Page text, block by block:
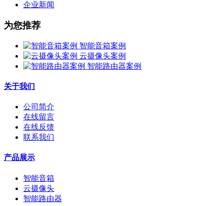
企业新闻
为您推荐
智能音箱案例
云摄像头案例
智能路由器案例
关于我们
公司简介
在线留言
在线反馈
联系我们
产品展示
智能音箱
云摄像头
智能路由器